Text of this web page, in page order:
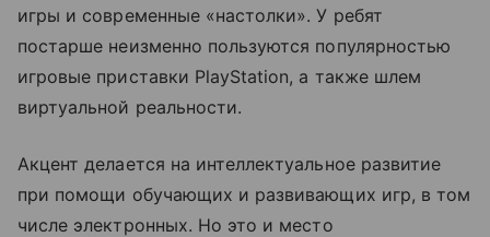
игры и современные «настолки». У ребят
постарше неизменно пользуются популярностью
игровые приставки PlayStation, а также шлем
виртуальной реальности.
Акцент делается на интеллектуальное развитие
при помощи обучающих и развивающих игр, в том
числе электронных. Но это и место